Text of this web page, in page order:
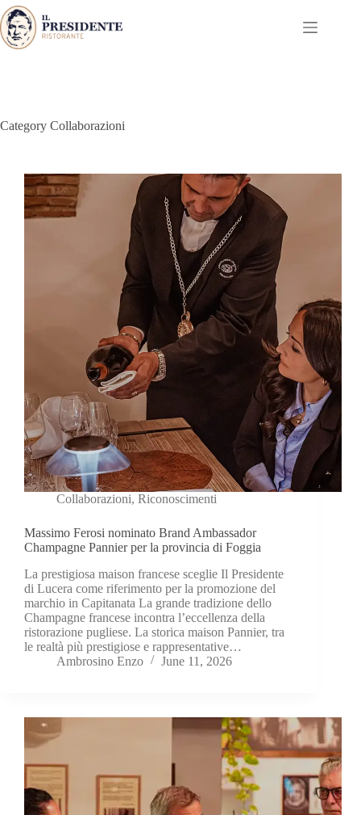
Skip
to
content
Category Collaborazioni
Collaborazioni, Riconoscimenti
Massimo Ferosi nominato Brand Ambassador
Champagne Pannier per la provincia di Foggia
La prestigiosa maison francese sceglie Il Presidente
di Lucera come riferimento per la promozione del
marchio in Capitanata La grande tradizione dello
Champagne francese incontra l’eccellenza della
ristorazione pugliese. La storica maison Pannier, tra
le realtà più prestigiose e rappresentative…
Ambrosino Enzo
June 11, 2026